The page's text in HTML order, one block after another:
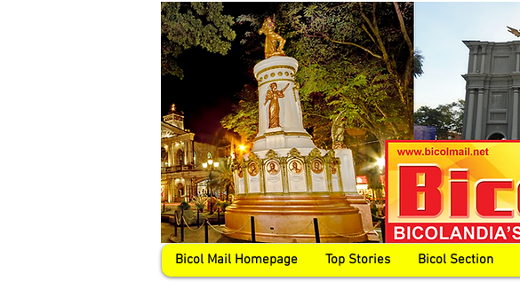
Bicol Mail Homepage Top Stories Bicol Section